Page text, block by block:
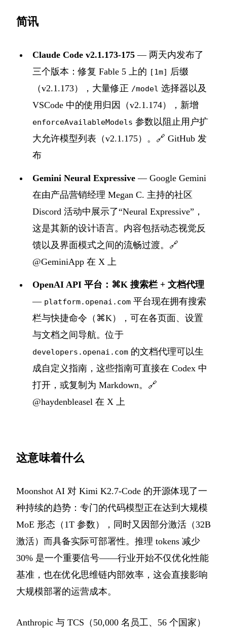
简讯
Claude Code v2.1.173-175 — 两天内发布了
三个版本：修复 Fable 5 上的 [1m] 后缀
（v2.1.173），大量修正 /model 选择器以及
VSCode 中的使用归因（v2.1.174），新增
enforceAvailableModels 参数以阻止用户扩
大允许模型列表（v2.1.175）。🔗 GitHub 发
布
Gemini Neural Expressive — Google Gemini
在由产品营销经理 Megan C. 主持的社区
Discord 活动中展示了“Neural Expressive”，
这是其新的设计语言。内容包括动态视觉反
馈以及界面模式之间的流畅过渡。🔗
@GeminiApp 在 X 上
OpenAI API 平台：⌘K 搜索栏 + 文档代理
— platform.openai.com 平台现在拥有搜索
栏与快捷命令（⌘K），可在各页面、设置
与文档之间导航。位于
developers.openai.com 的文档代理可以生
成自定义指南，这些指南可直接在 Codex 中
打开，或复制为 Markdown。🔗
@haydenbleasel 在 X 上
这意味着什么
Moonshot AI 对 Kimi K2.7-Code 的开源体现了一
种持续的趋势：专门的代码模型正在达到大规模
MoE 形态（1T 参数），同时又因部分激活（32B
激活）而具备实际可部署性。推理 tokens 减少
30% 是一个重要信号——行业开始不仅优化性能
基准，也在优化思维链内部效率，这会直接影响
大规模部署的运营成本。
Anthropic 与 TCS（50,000 名员工、56 个国家）